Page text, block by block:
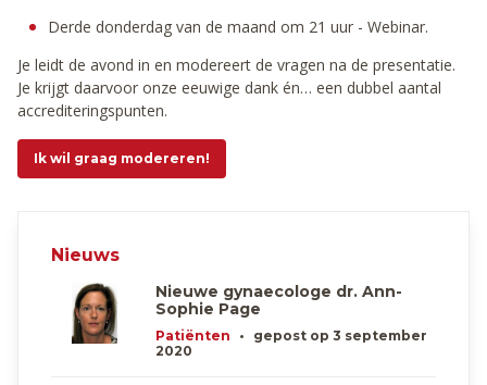
Derde donderdag van de maand om 21 uur - Webinar.
Je leidt de avond in en modereert de vragen na de presentatie.
Je krijgt daarvoor onze eeuwige dank én… een dubbel aantal
accrediteringspunten.
Ik wil graag modereren!
Nieuws
Nieuwe gynaecologe dr. Ann-
Sophie Page
Patiënten •
gepost op 3 september
2020